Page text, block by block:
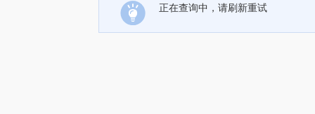
正在查询中，请刷新重试